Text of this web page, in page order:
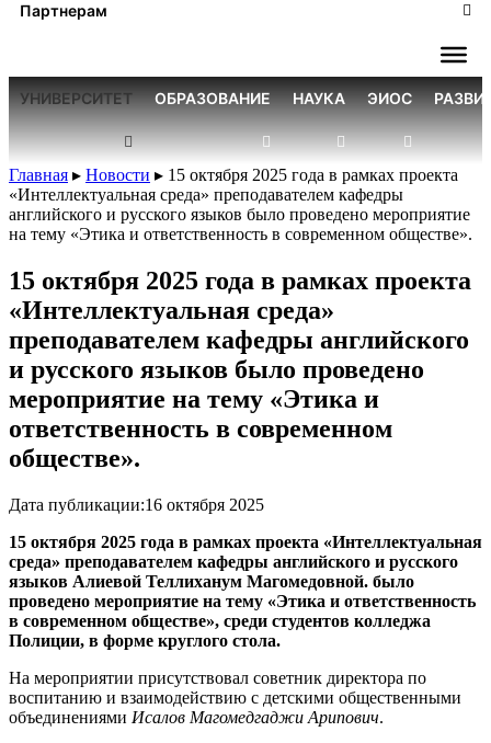
Партнерам
УНИВЕРСИТЕТ ОБРАЗОВАНИЕ НАУКА ЭИОС
Главная ▸ Новости ▸ 15 октября 2025 года в рамках проекта
«Интеллектуальная среда» преподавателем кафедры
английского и русского языков было проведено мероприятие
на тему «Этика и ответственность в современном обществе».
15 октября 2025 года в рамках проекта
«Интеллектуальная среда»
преподавателем кафедры английского
и русского языков было проведено
мероприятие на тему «Этика и
ответственность в современном
обществе».
Дата публикации:16 октября 2025
15 октября 2025 года в рамках проекта «Интеллектуальная
среда» преподавателем кафедры английского и русского
языков Алиевой Теллиханум Магомедовной. было
проведено мероприятие на тему «Этика и ответственность
в современном обществе», среди студентов колледжа
Полиции, в форме круглого стола.
На мероприятии присутствовал советник директора по
воспитанию и взаимодействию с детскими общественными
объединениями Исалов Магомедгаджи Арипович.